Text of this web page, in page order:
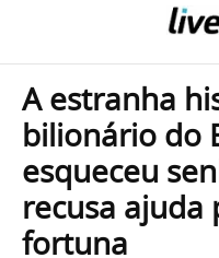
A estranha
bilionário do
esqueceu
recusa ajuda
fortuna